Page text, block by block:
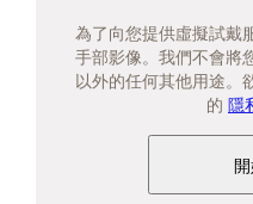
為了向您提供虛擬試戴
手部影像。我們不會將
以外的任何其他用途。
的 隱